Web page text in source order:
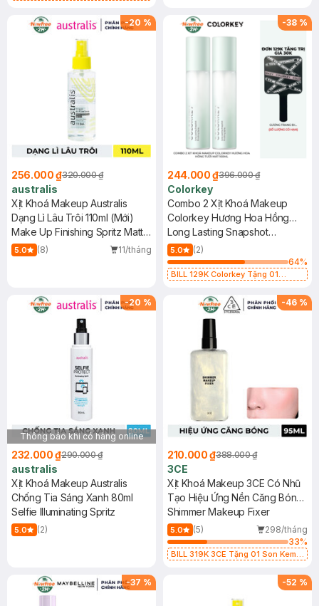
có hạn)
-20 %
256.000 ₫320.000 ₫
australis
Xịt Khoá Makeup Australis
Dạng Lì Lâu Trôi 110ml (Mới)
Make Up Finishing Spritz Matte
(New)
5.0 (8) 11/tháng
-38 %
244.000 ₫396.000 ₫
Colorkey
Combo 2 Xịt Khoá Makeup
Colorkey Hương Hoa Hồng
Tươi Mát 100ml
Long Lasting Snapshot
Finishing Spray
5.0
(2)
64%
BILL 129K Colorkey Tặng 01
-20 %
Thông báo khi có hàng online
232.000 ₫290.000 ₫
australis
Xịt Khoá Makeup Australis
Chống Tia Sáng Xanh 80ml
Selfie Illuminating Spritz
5.0 (2)
-46 %
210.000 ₫388.000 ₫
3CE
Xịt Khoá Makeup 3CE Có Nhũ
Tạo Hiệu Ứng Nền Căng Bóng
95ml
Shimmer Makeup Fixer
5.0 (5)
298/tháng
33%
BILL 319K 3CE Tặng 01 Son Kem
-37 % -52 %